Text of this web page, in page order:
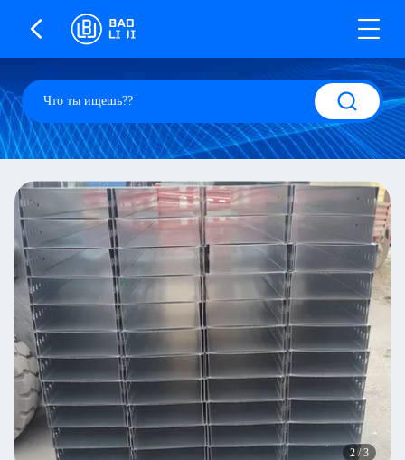
2/3